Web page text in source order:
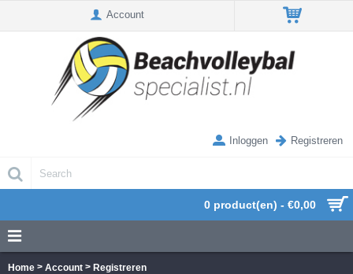
Account
Inloggen Registreren
0 product(en) - €0,00
Home > Account > Registreren